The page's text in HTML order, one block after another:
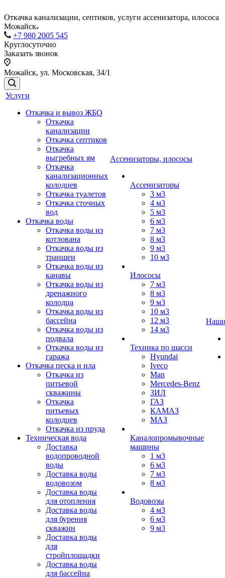
Откачка канализации, септиков, услуги ассенизатора, илососа
Можайск
+7 980 2005 545
Круглосуточно
Заказать звонок
Можайск, ул. Московская, 34/1
Услуги
Откачка и вывоз ЖБО
Откачка
канализации
Откачка септиков
Откачка
выгребных ям
Откачка
канализационных
колодцев
Откачка туалетов
Откачка сточных
вод
Откачка воды
Откачка воды из
котлована
Откачка воды из
траншеи
Откачка воды из
канавы
Откачка воды из
дренажного
колодца
Откачка воды из
бассейна
Откачка воды из
подвала
Откачка воды из
гаража
Откачка песка и ила
Откачка из
питьевой
скважины
Откачка
питьевых
колодцев
Откачка из пруда
Техническая вода
Доставка
водопроводной
воды
Доставка воды
водовозом
Доставка воды
для отопления
Доставка воды
для бурения
скважин
Доставка воды
для
стройплощадки
Доставка воды
для бассейна
Ассенизаторы, илососы
Ассенизаторы
3 м3
4 м3
5 м3
6 м3
7 м3
8 м3
9 м3
10 м3
Илососы
7 м3
8 м3
9 м3
10 м3
12 м3
14 м3
Техника по шасси
Hyundai
Iveco
Man
Mercedes-Benz
ЗИЛ
ГАЗ
КАМАЗ
МАЗ
Каналопромывочные
машины
1 м3
6 м3
7 м3
8 м3
Водовозы
4 м3
6 м3
9 м3